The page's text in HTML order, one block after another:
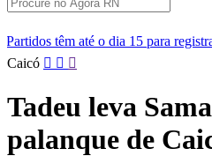
dia 15 para registrarem
Pular
conteúdo
Caicó
Tadeu leva
palanque de